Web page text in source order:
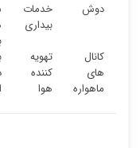
دوش
خدمات
بیداری
کانال
های
ماهواره
تهویه
کننده
هوا